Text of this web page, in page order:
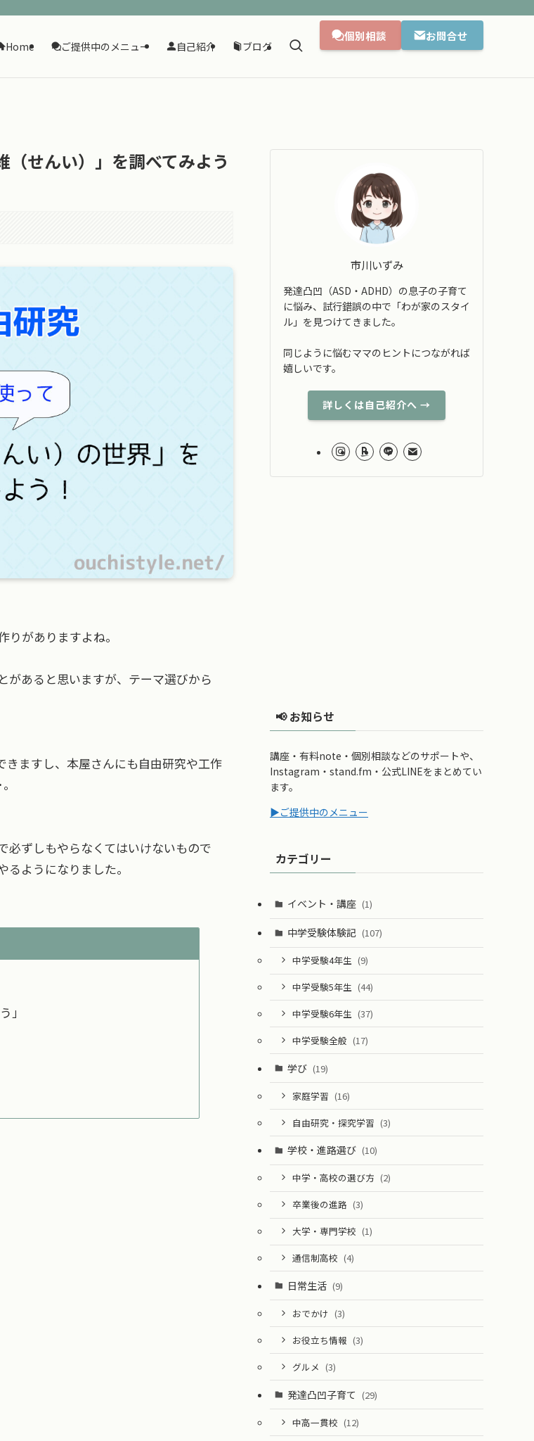
Home ご提供中のメニュー 自己紹介 ブログ
個別相談 お問合せ
せんい）」を調べてみよう
がありますよね。
があると思いますが、テーマ選びから
きますし、本屋さんにも自由研究や工作
必ずしもやらなくてはいけないもので
ようになりました。
」
市川いずみ
発達凸凹（ASD・ADHD）の息子の子育て
に悩み、試行錯誤の中で「わが家のスタイ
ル」を見つけてきました。
同じように悩むママのヒントにつながれば
嬉しいです。
詳しくは自己紹介へ →
📢 お知らせ
講座・有料note・個別相談などのサポートや、
Instagram・stand.fm・公式LINEをまとめてい
ます。
▶ご提供中のメニュー
カテゴリー
イベント・講座 (1)
中学受験体験記 (107)
中学受験4年生 (9)
中学受験5年生 (44)
中学受験6年生 (37)
中学受験全般 (17)
学び (19)
家庭学習 (16)
自由研究・探究学習 (3)
学校・進路選び (10)
中学・高校の選び方 (2)
卒業後の進路 (3)
大学・専門学校 (1)
通信制高校 (4)
日常生活 (9)
おでかけ (3)
お役立ち情報 (3)
グルメ (3)
発達凸凹子育て (29)
中高一貫校 (12)